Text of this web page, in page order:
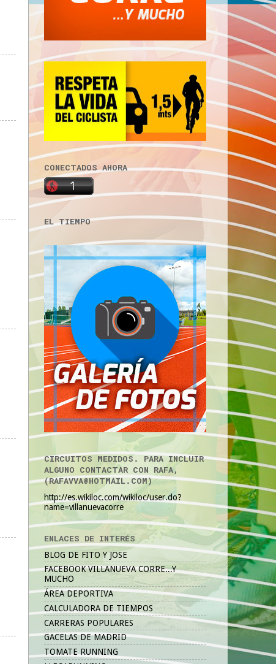
CONECTADOS AHORA
EL TIEMPO
CIRCUITOS MEDIDOS. PARA INCLUIR
ALGUNO CONTACTAR CON RAFA,
(RAFAVVA@HOTMAIL.COM)
http://es.wikiloc.com/wikiloc/user.do?
name=villanuevacorre
ENLACES DE INTERÉS
BLOG DE FITO Y JOSE
FACEBOOK VILLANUEVA CORRE...Y
MUCHO
ÁREA DEPORTIVA
CALCULADORA DE TIEMPOS
CARRERAS POPULARES
GACELAS DE MADRID
TOMATE RUNNING